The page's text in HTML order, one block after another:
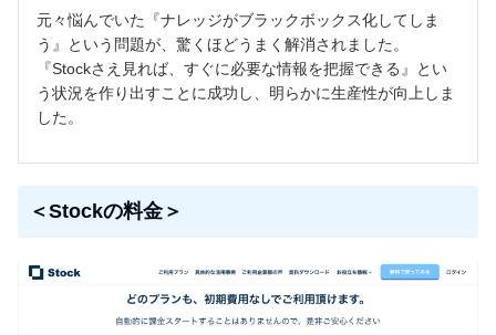
元々悩んでいた『ナレッジがブラックボックス化してしま
う』という問題が、驚くほどうまく解消されました。
『Stockさえ見れば、すぐに必要な情報を把握できる』とい
う状況を作り出すことに成功し、明らかに生産性が向上しま
した。
＜Stockの料金＞